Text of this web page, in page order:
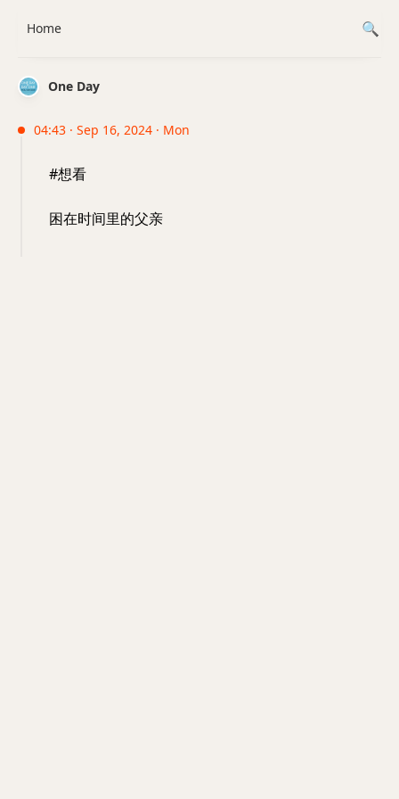
One Day
04:43 · Sep 16, 2024 · Mon
#想看
困在时间里的父亲
Home